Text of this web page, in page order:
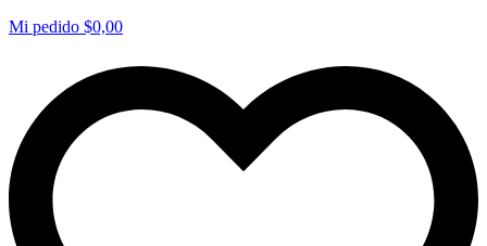
Mi pedido $0,00